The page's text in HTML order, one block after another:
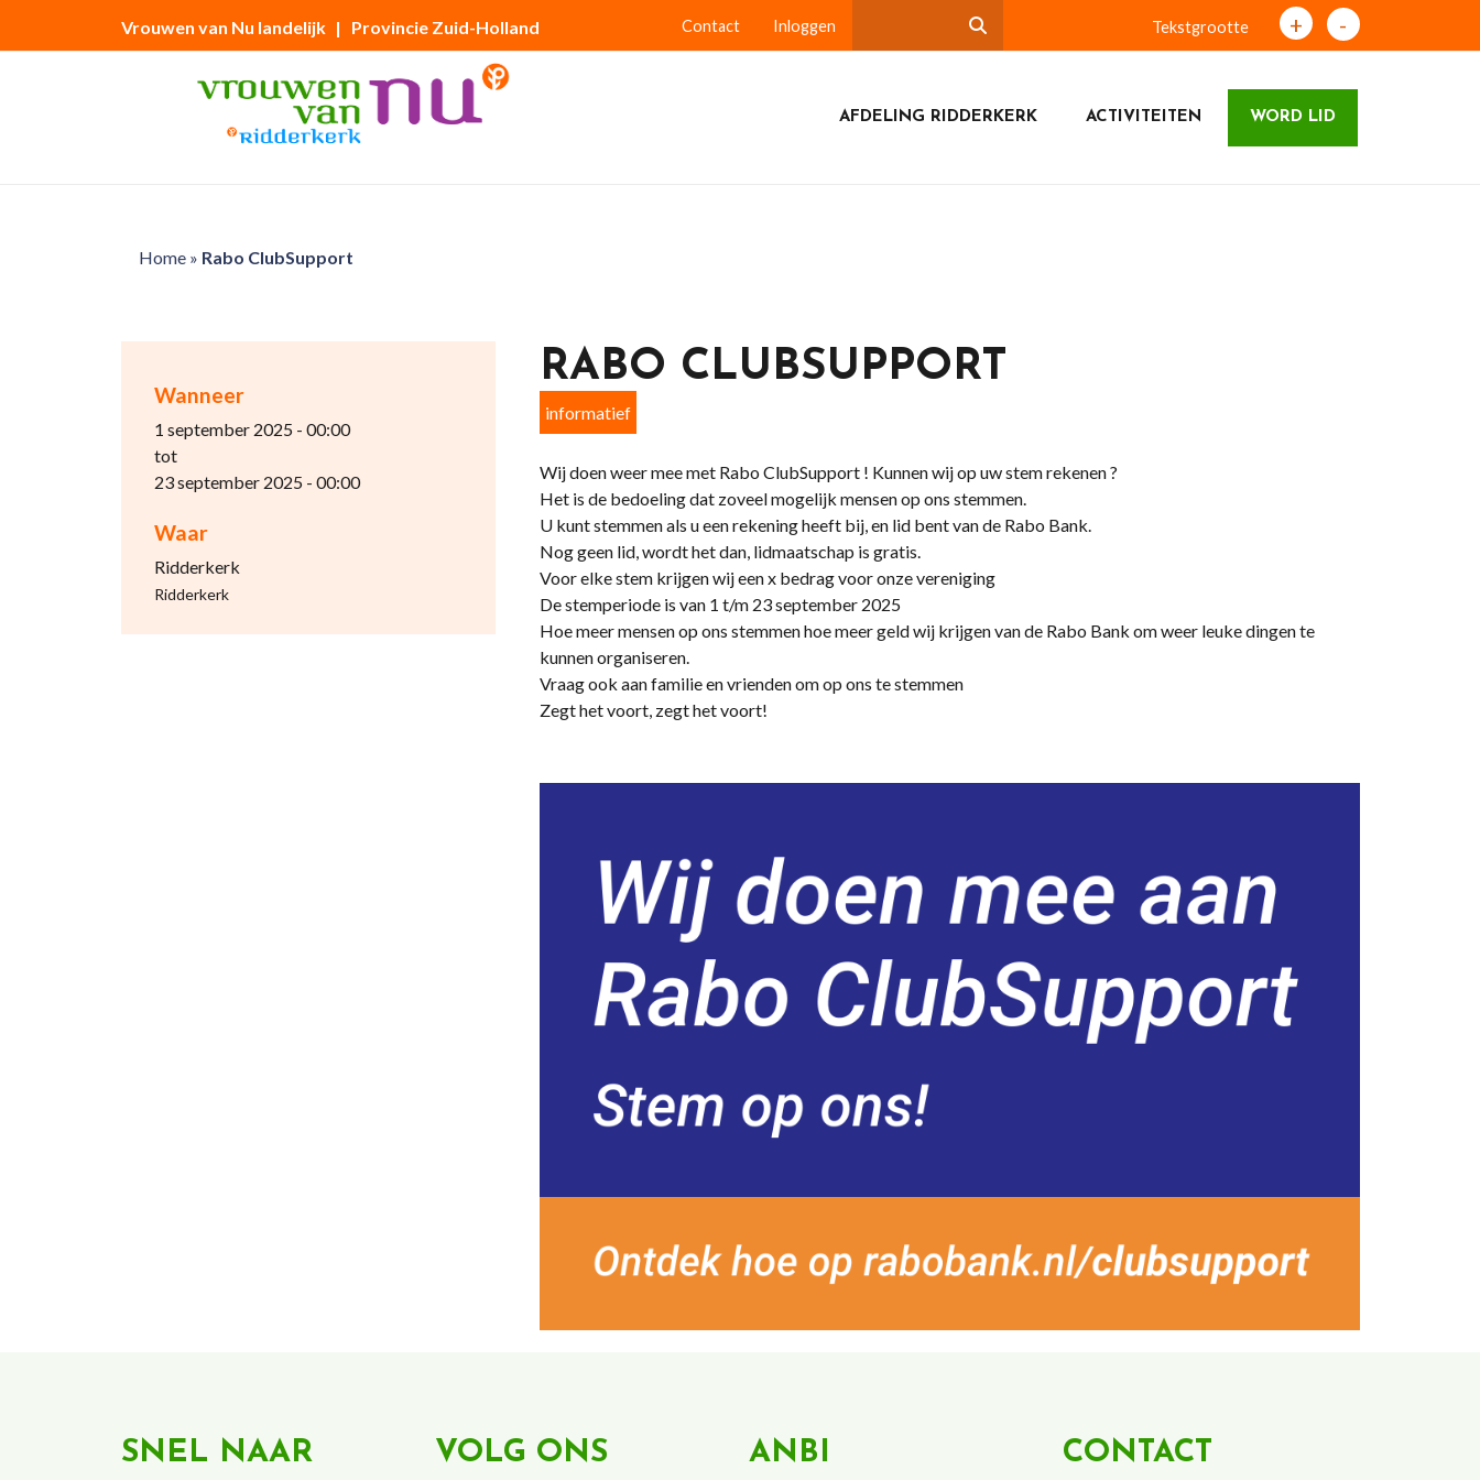
Vrouwen van Nu landelijk | Provincie Zuid-Holland Contact Inloggen Tekstgrootte + -
AFDELING RIDDERKERK ACTIVITEITEN WORD LID
Home» Rabo ClubSupport
Wanneer
1 september 2025 - 00:00
tot
23 september 2025 - 00:00
Waar
Ridderkerk
Ridderkerk
RABO CLUBSUPPORT
informatief
Wij doen weer mee met Rabo ClubSupport ! Kunnen wij op uw stem rekenen ?
Het is de bedoeling dat zoveel mogelijk mensen op ons stemmen.
U kunt stemmen als u een rekening heeft bij, en lid bent van de Rabo Bank.
Nog geen lid, wordt het dan, lidmaatschap is gratis.
Voor elke stem krijgen wij een x bedrag voor onze vereniging
De stemperiode is van 1 t/m 23 september 2025
Hoe meer mensen op ons stemmen hoe meer geld wij krijgen van de Rabo Bank om weer leuke dingen te
kunnen organiseren.
Vraag ook aan familie en vrienden om op ons te stemmen
Zegt het voort, zegt het voort!
SNEL NAAR VOLG ONS ANBI CONTACT